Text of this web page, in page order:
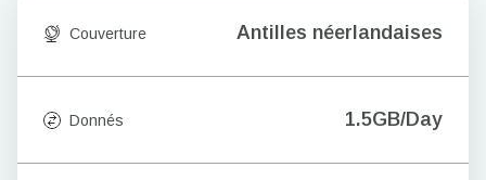
Couverture Antilles néerlandaises
Donnés 1.5GB/Day